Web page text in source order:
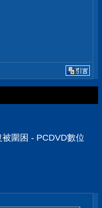
圍困 - PCDVD數位科